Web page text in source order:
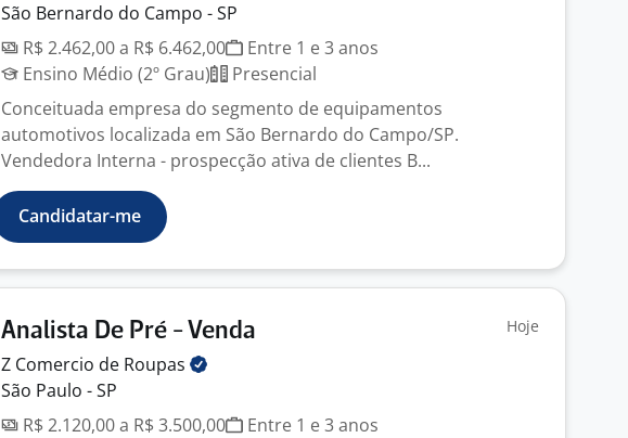
São Bernardo do Campo - SP
R$ 2.462,00 a R$ 6.462,00
Entre 1 e 3 anos
Ensino Médio (2º Grau)
Presencial
Conceituada empresa do segmento de equipamentos
automotivos localizada em São Bernardo do Campo/SP.
Vendedora Interna - prospecção ativa de clientes B...
Candidatar-me
Analista De Pré - Venda Hoje
Z Comercio de Roupas
São Paulo - SP
R$ 2.120,00 a R$ 3.500,00
Entre 1 e 3 anos